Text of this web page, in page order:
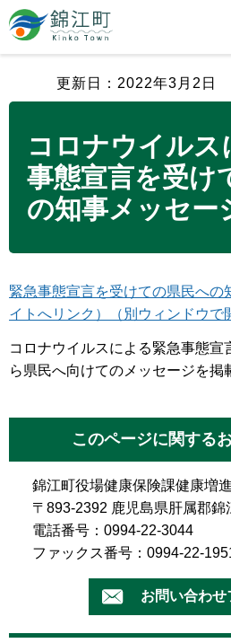
錦江町 Kinko
Town
更新日：2022年3月2日
コロナウイルス
事態宣言を受け
の知事メッセー
緊急事態宣言を受けての県民への
イトへリンク）（別ウィンドウで
コロナウイルスによる緊急事態宣
ら県民へ向けてのメッセージを掲
このページに関する
錦江町役場健康保険課健康増
〒893-2392 鹿児島県肝属郡
電話番号：0994-22-3044
ファックス番号：0994-22-